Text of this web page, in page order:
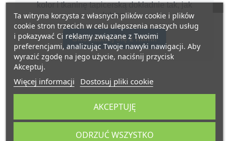
Ta witryna korzysta z własnych plików cookie i plików
cookie stron trzecich w celu ulepszenia naszych usług
i pokazywać Ci reklamy związane z Twoimi
preferencjami, analizując Twoje nawyki nawigacji. Aby
wyrazić zgodę na jego użycie, naciśnij przycisk
Akceptuj.
Więcej informacji Dostosuj pliki cookie
ODRZUĆ WSZYSTKO
AKCEPTUJĘ
kolor i tkaninę tapicerską dokładnie tak, jak
lubisz.
Skontaktuj się z nami!